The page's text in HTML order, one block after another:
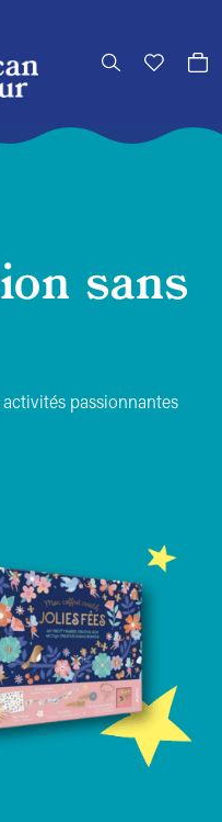
sans
passionnantes